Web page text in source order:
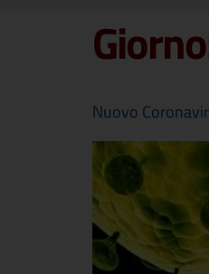
Nuovo